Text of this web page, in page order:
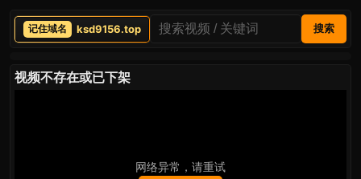
ksd9156.top 搜索
视频不存在或已下架
网络异常，请重试